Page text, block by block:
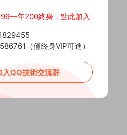
一年200終身，點此加入
（僅終身VIP可進）
入QQ技術交流群